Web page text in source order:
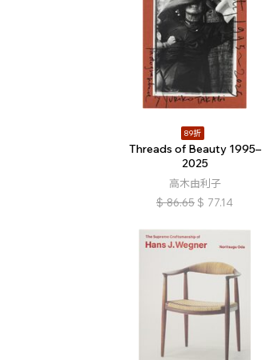
89折
Threads of Beauty 1995–
2025
高木由利子
$ 86.65 $ 77.14